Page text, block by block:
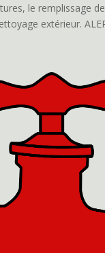
le remplissage
extérieur.